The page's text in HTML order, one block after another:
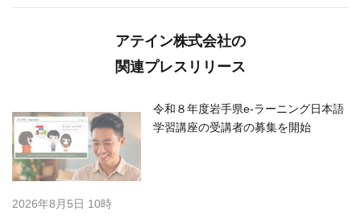
アテイン株式会社の
関連プレスリリース
令和８年度岩手県e-ラーニング日本語
学習講座の受講者の募集を開始
2026年8月5日 10時